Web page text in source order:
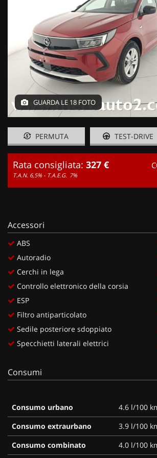
GUARDA LE 18 FOTO
PERMUTA TEST-DRIVE
Rata consigliata: 327 €
T.A.N. 6,5% - T.A.E.G. 7%
Accessori
ABS
Autoradio
Cerchi in lega
Controllo elettronico della corsia
ESP
Filtro antiparticolato
Sedile posteriore sdoppiato
Specchietti laterali elettrici
Consumi
Consumo urbano
4.6 l/100
Consumo extraurbano
3.9 l/100
Consumo combinato
4.0 l/100